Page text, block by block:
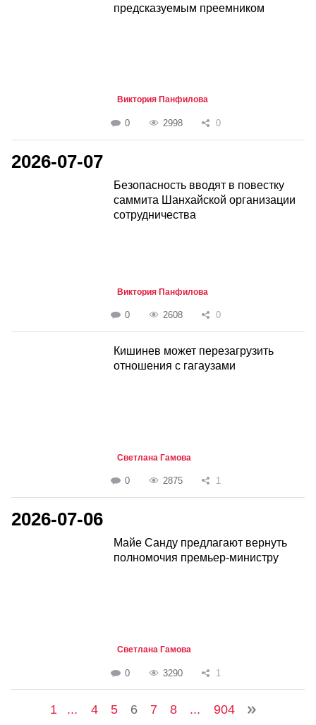
предсказуемым преемником
Виктория Панфилова
0 2998 0
2026-07-07
Безопасность вводят в повестку
саммита Шанхайской организации
сотрудничества
Виктория Панфилова
0 2608 0
Кишинев может перезагрузить
отношения с гагаузами
Светлана Гамова
0 2875 1
2026-07-06
Майе Санду предлагают вернуть
полномочия премьер-министру
Светлана Гамова
0 3290 1
1 ... 4 5 6 7 8 ... 904